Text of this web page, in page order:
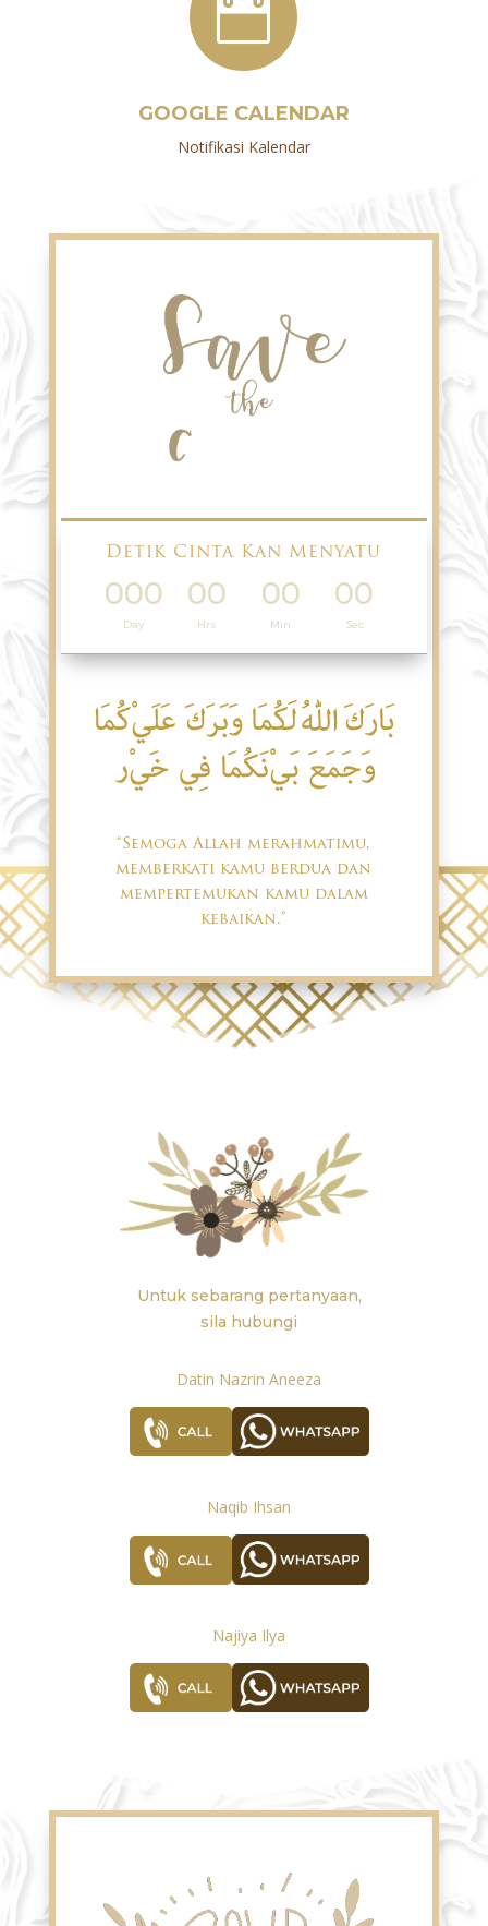

GOOGLE CALENDAR
Notifikasi Kalendar
Detik Cinta Kan Menyatu
000
Day
00
Hrs
00
Min
00
Sec
“Semoga Allah merahmatimu,
memberkati kamu berdua dan
mempertemukan kamu dalam
kebaikan.”
Untuk sebarang pertanyaan,
sila hubungi
Datin Nazrin Aneeza
Naqib Ihsan
Najiya Ilya